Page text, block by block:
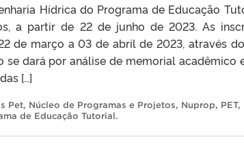
Hídrica do Programa de Educação
a partir de 22 de junho de 2023. As
de março a 03 de abril de 2023, através
se dará por análise de memorial acadêmico
[…]
Pet, Núcleo de Programas e Projetos, Nuprop, PET,
de Educação Tutorial.